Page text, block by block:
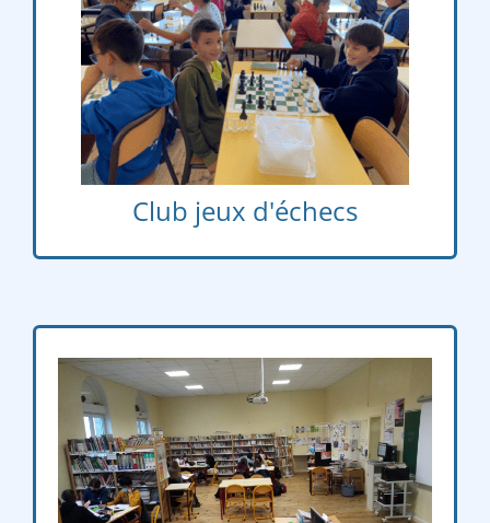
Club jeux d'échecs
Lundi
Lundi – Mardi
12h30 – 13h25